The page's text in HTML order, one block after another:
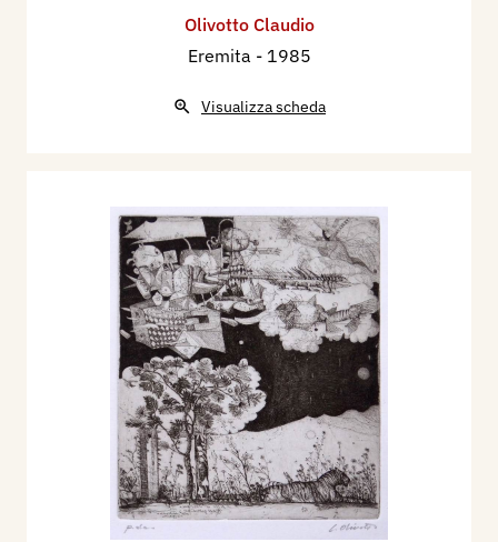
Olivotto Claudio
Eremita - 1985
Visualizza scheda